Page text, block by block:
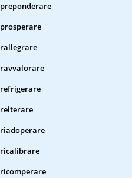
preponderare
prosperare
rallegrare
ravvalorare
refrigerare
reiterare
riadoperare
ricalibrare
ricomperare